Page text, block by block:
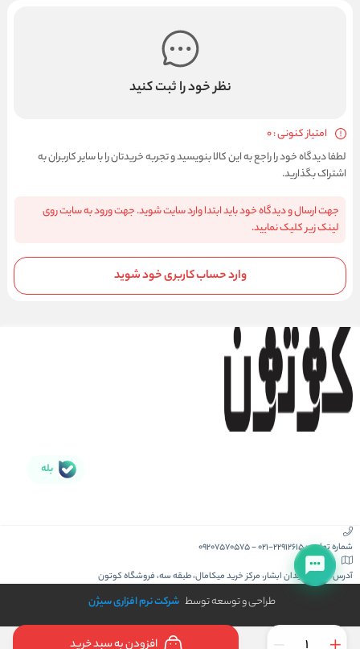
افزودن به سبد خرید
نظر خود را ثبت کنید
امتیاز کنونی : 0
لطفا دیدگاه خود را راجع به این کالا بنویسید و تجربه خریدتان را با سایر کاربران به
اشتراک بگذارید.
جهت ارسال و دیدگاه خود باید ابتدا وارد سایت شوید. جهت ورود به سایت روی
لینک زیر کلیک نمایید.
وارد حساب کاربری خود شوید
بله
شماره تماس :021-22912615
-
09207570575
آدرس :کیش، میدان ابشار، مرکز خرید میکامال، طبقه سه، فروشگاه کوتون
طراحی و توسعه توسط شرکت نرم افزاری سیژن